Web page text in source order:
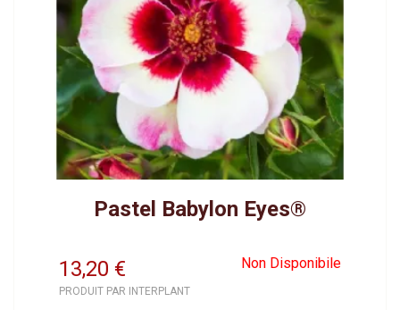
Pastel Babylon Eyes®
13,20 Non Disponibile
€
PRODUIT PAR INTERPLANT